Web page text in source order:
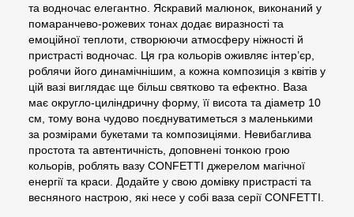
та водночас елегантно. Яскравий малюнок, виконаний у
помаранчево-рожевих тонах додає виразності та
емоційної теплоти, створюючи атмосферу ніжності й
пристрасті водночас. Ця гра кольорів оживляє інтер’єр,
роблячи його динамічнішим, а кожна композиція з квітів у
цій вазі виглядає ще більш святково та ефектно. Ваза
має округло-циліндричну форму, її висота та діаметр 10
см, тому вона чудово поєднуватиметься з маленькими
за розмірами букетами та композиціями. Невибаглива
простота та автентичність, доповнені тонкою грою
кольорів, роблять вазу CONFETTI джерелом магічної
енергії та краси. Додайте у свою домівку пристрасті та
весняного настрою, які несе у собі ваза серії CONFETTI.